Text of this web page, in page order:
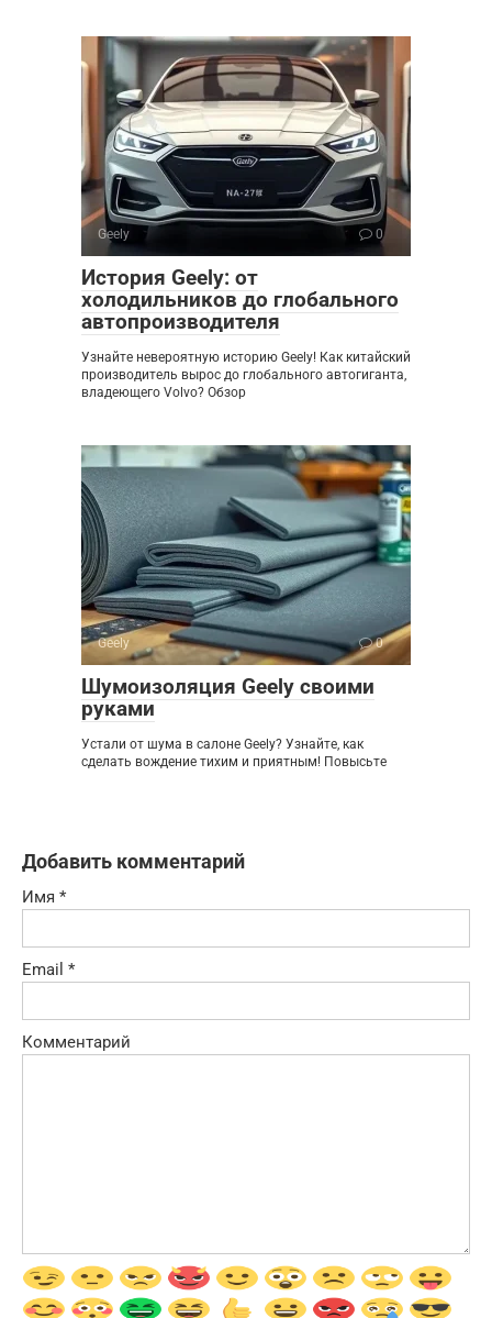
Geely 0
История Geely: от
холодильников до глобального
автопроизводителя
Узнайте невероятную историю Geely! Как китайский
производитель вырос до глобального автогиганта,
владеющего Volvo? Обзор
Geely 0
Шумоизоляция Geely своими
руками
Устали от шума в салоне Geely? Узнайте, как
сделать вождение тихим и приятным! Повысьте
Добавить комментарий
Имя *
Email *
Комментарий